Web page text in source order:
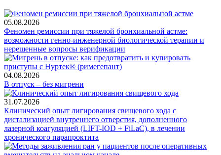
05.08.2026
Феномен ремиссии при тяжелой бронхиальной астме:
возможности генно-инженерной биологической терапии и
нерешенные вопросы верификации
04.08.2026
В отпуск – без мигрени
31.07.2026
Клинический опыт лигирования свищевого хода с
дистализацией внутреннего отверстия, дополненного
лазерной коагуляцией (LIFT-IOD + FiLaC), в лечении
хронического парапроктита